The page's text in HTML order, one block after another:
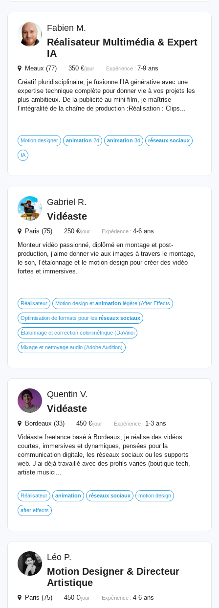
Fabien M.
Réalisateur Multimédia & Expert
IA
Meaux (77) 350 €/jour Expérience : 7-9 ans
Créatif pluridisciplinaire, je fusionne l’IA générative avec une
expertise technique complète pour donner vie à vos projets les
plus ambitieux. De la publicité au mini-film, je maîtrise
l’intégralité de la chaîne de production : ​Réalisation : Clips...
Motion designer animation 2d animation 3d réseaux sociaux
IA
Gabriel R.
Vidéaste
Paris (75) 250 €/jour Expérience : 4-6 ans
Monteur vidéo passionné, diplômé en montage et post-
production, j’aime donner vie aux images à travers le montage,
le son, l’étalonnage et le motion design pour créer des vidéo
fortes et immersives.
Réalisateur Motion design et animation légère (After Effects
Optimisation de formats pour les réseaux sociaux
Étalonnage et correction colorimétrique (DaVinci
Mixage et nettoyage audio (Adobe Audition)
Quentin V.
Vidéaste
Bordeaux (33) 450 €/jour Expérience : 1-3 ans
Vidéaste freelance basé à Bordeaux, je réalise des vidéos
courtes, immersives et dynamiques, pensées pour la
communication digitale, les réseaux sociaux ou les supports
web. J’ai déjà travaillé avec des profils variés (boutique tech,
artiste musici...
Réalisateur animation réseaux sociaux motion design
after effects
Léo P.
Motion Designer & Directeur
Artistique
Paris (75) 450 €/jour Expérience : 4-6 ans